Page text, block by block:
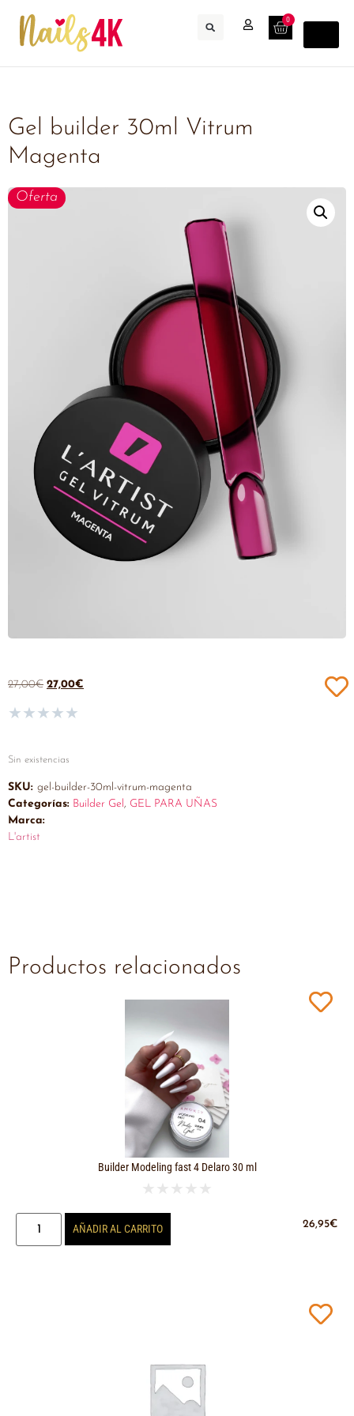
0
Gel builder 30ml Vitrum
Magenta
Oferta
27,00€ 27,00€
★★★★★
Sin existencias
SKU: gel-builder-30ml-vitrum-magenta
Categorías: Builder Gel, GEL PARA UÑAS
Marca:
L'artist
Productos relacionados
Builder Modeling fast 4 Delaro 30 ml
★ ★ ★ ★ ★
26,95€
AÑADIR AL CARRITO